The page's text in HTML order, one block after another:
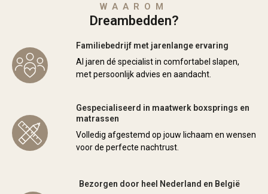
WAAROM
Dreambedden?
Familiebedrijf met jarenlange ervaring
Al jaren dé specialist in comfortabel slapen,
met persoonlijk advies en aandacht.
Gespecialiseerd in maatwerk boxsprings en
matrassen
Volledig afgestemd op jouw lichaam en wensen
voor de perfecte nachtrust.
Bezorgen door heel Nederland en België